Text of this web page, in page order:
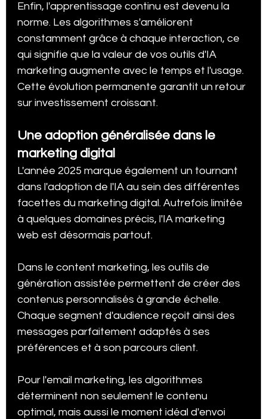
Enfin, l'apprentissage continu est devenu la
norme. Les algorithmes s'améliorent
constamment grâce à chaque interaction, ce
qui signifie que la valeur de vos outils d'IA
marketing augmente avec le temps et l'usage.
Cette évolution permanente garantit un retour
sur investissement croissant.
Une adoption généralisée dans le
marketing digital
L'année 2025 marque également un tournant
dans l'adoption de l'IA au sein des différentes
facettes du marketing digital. Autrefois limitée
à quelques domaines précis, l'IA marketing
web est désormais partout.
Dans le content marketing, les outils de
génération assistée permettent de créer des
contenus personnalisés à grande échelle.
Chaque segment d'audience reçoit ainsi des
messages parfaitement adaptés à ses
préférences et à son parcours client.
Pour l'email marketing, les algorithmes
déterminent non seulement le contenu
optimal, mais aussi le moment idéal d'envoi